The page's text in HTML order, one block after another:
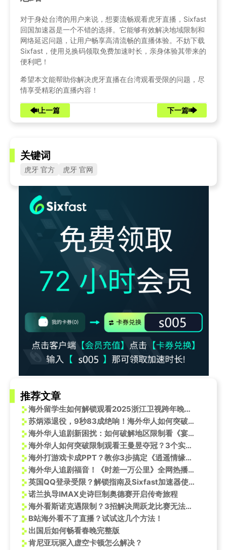
对于身处台湾的用户来说，想要流畅观看虎牙直播，Sixfast
回国加速器是一个不错的选择。它能够有效解决地域限制和
网络延迟问题，让用户畅享高清流畅的直播体验。不妨下载
Sixfast，使用兑换码领取免费加速时长，亲身体验其带来的
便利吧！
希望本文能帮助你解决虎牙直播在台湾观看受限的问题，尽
情享受精彩的直播内容！
上一篇 下一篇
关键词
虎牙 官方 虎牙 官网
推荐文章
海外留学生如何解锁观看2025浙江卫视跨年晚会？
苏炳添退役，9秒83成绝响！海外华人如何突破限制，重温亚洲飞人巅峰时刻？
海外华人追剧新困扰：如何破解地区限制看《宴遇永安》等热门国产剧
海外华人如何突破限制观看王曼昱夺冠？3个实用技巧解决地区封锁
海外打游戏卡成PPT？教你3步搞定《逍遥情缘》宠物护符赐福，延迟再高也不怕
海外华人追剧福音！《时差一万公里》全网热播，罗晋任素汐演绎动人亲情，附超实用跨区观看指南
英国QQ登录受限？解锁指南及Sixfast加速器使用方法
诺兰执导IMAX史诗巨制奥德赛开启传奇旅程
海外看斯诺克遇限制？3招解决周跃龙比赛无法播放问题
B站海外看不了直播？试试这几个方法！
出国后如何畅看春晚完整版
肯尼亚玩驱入虚空卡顿怎么解决？